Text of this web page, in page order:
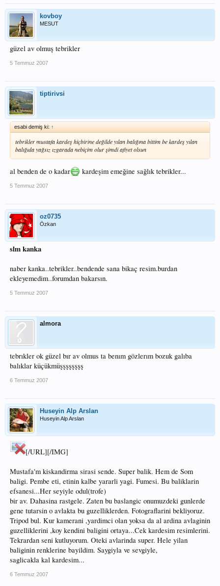
kovboy
MESUT
güzel av olmuş tebrikler
5 Temmuz 2007
tiptirivsi
esabi demiş ki: ↑
tebrikler mustafa kardeş hiçbirine değilde yılan balığına bittim be kardeş yılan
balığıda yağsız ızgarada nebiçim olur şimdi afiyet olsun
al benden de o kadar kardeşim emeğine sağlık tebrikler...
5 Temmuz 2007
oz0735
Özkan
slm kanka
naber kanka..tebrikler..bendende sana bikaç resim.burdan
ekleyemedim..forumdan bakarsın.
5 Temmuz 2007
almora
tebrıkler ok güzel bır av olmus ta benım gözlerım bozuk galıba
balıklar küçükmüşşşşşşşş
6 Temmuz 2007
Huseyin Alp Arslan
Huseyin Alp Arslan
[/URL][/IMG]
Mustafa'm kiskandirma sirasi sende. Super balik. Hem de Som
baligi. Pembe eti, etinin kalbe yararli yagi. Fumesi. Bu baliklarin
efsanesi...Her seyiyle odul(trofe)
bir av. Dahasina rastgele. Zaten bu baslangic onumuzdeki gunlerde
gene tutarsin o avlakta bu guzelliklerden. Fotograflarini bekliyoruz.
Tripod bul. Kur kamerani ,yardimci olan yoksa da al ardina avlaginin
guzelliklerini ,koy kendini baligini ortaya...Cek kardesim resimlerini.
Tekrardan seni kutluyorum. Oteki avlarinda super. Hele yilan
baliginin renklerine bayildim. Saygiyla ve sevgiyle,
saglicakla kal kardesim...
6 Temmuz 2007